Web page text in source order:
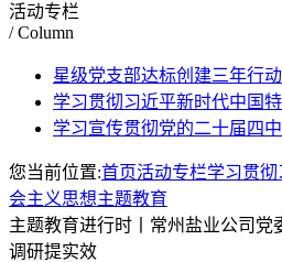
活动专栏
/ Column
星级党支部达标创建三年行动
学习贯彻习近平新时代中国
学习宣传贯彻党的二十届四
您当前位置:首页活动专栏学习贯
会主义思想主题教育
主题教育进行时丨常州盐业公司党
调研提实效